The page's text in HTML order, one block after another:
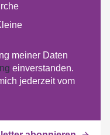
meiner Daten
einverstanden.
jederzeit vom